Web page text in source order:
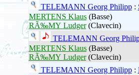
TELEMANN Georg Philipp:
MERTENS Klaus(Basse)
RÃ‰MY Ludger(Clavecin)
TELEMANN Georg
MERTENS Klaus(Basse)
RÃ‰MY Ludger(Clavecin)
TELEMANN Georg Philipp: